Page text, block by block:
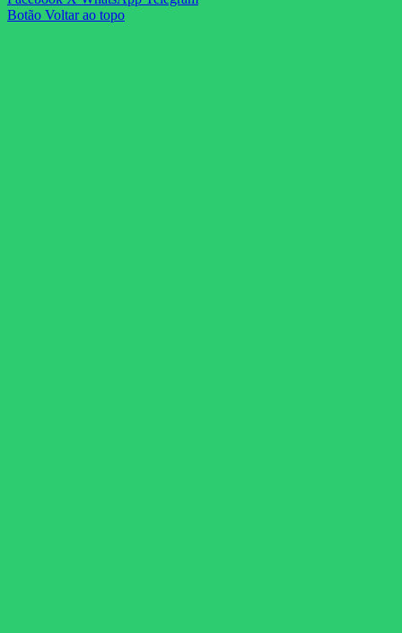
Botão Voltar ao topo